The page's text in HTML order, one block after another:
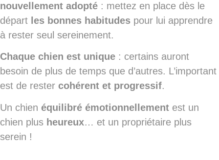
nouvellement adopté : mettez en place dès le
départ les bonnes habitudes pour lui apprendre
à rester seul sereinement.
Chaque chien est unique : certains auront
besoin de plus de temps que d’autres. L’important
est de rester cohérent et progressif.
Un chien équilibré émotionnellement est un
chien plus heureux… et un propriétaire plus
serein !